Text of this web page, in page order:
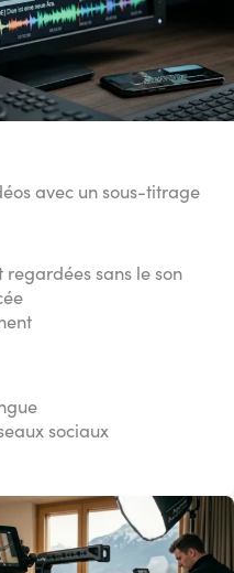
avec un sous-titrage
regardées sans le son
sociaux